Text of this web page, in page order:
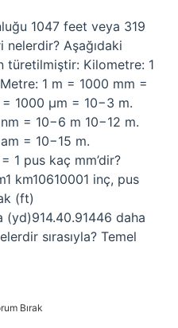
1047 feet veya 319
nelerdir? Aşağıdaki
türetilmiştir: Kilometre: 1
1 m = 1000 mm =
1000 µm = 10−3 m.
= 10−6 m 10−12 m.
= 10−15 m.
1 pus kaç mm’dir?
km10610001 inç, pus
(ft)
daha
sırasıyla? Temel
Bırak